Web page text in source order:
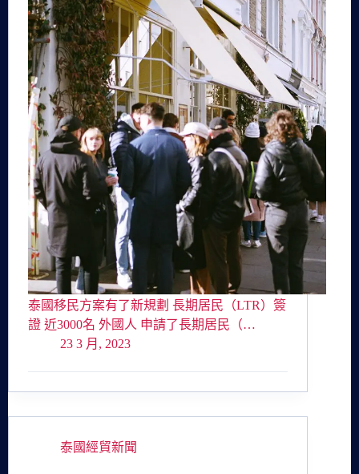
泰國移民方案有了新規劃 長期居民（LTR）簽
證 近3000名 外國人 申請了長期居民（…
23 3 月, 2023
泰國經貿新聞